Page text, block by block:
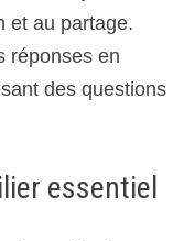
et au partage.
réponses en
des questions
essentiel